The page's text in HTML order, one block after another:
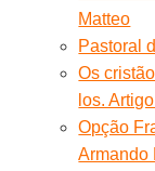
Matteo
Pastoral
Os
los.
Opção
Armando